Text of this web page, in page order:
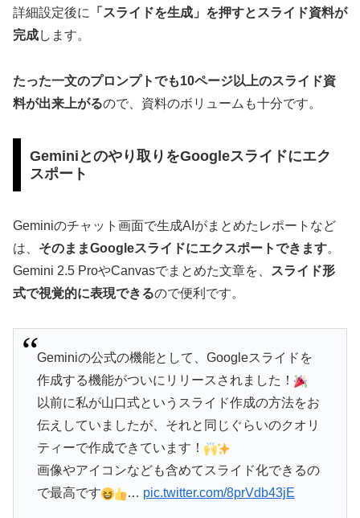
詳細設定後に 「スライドを生成」を押すとスライド資料が
完成します。
たった一文のプロンプトでも10ページ以上のスライド資
料が出来上がるので、資料のボリュームも十分です。
Geminiとのやり取りをGoogleスライドにエク
スポート
Geminiのチャット画面で生成AIがまとめたレポートなど
は、 そのままGoogleスライドにエクスポートできます。
Gemini 2.5 ProやCanvasでまとめた文章を、
スライド形
式で視覚的に表現できるので便利です。
Geminiの公式の機能として、Googleスライドを
作成する機能がついにリリースされました！
以前に私が山口式というスライド作成の方法をお
伝えしていましたが、それと同じぐらいのクオリ
ティーで作成できています！
画像やアイコンなども含めてスライド化できるの
で最高です
… pic.twitter.com/8prVdb43jE